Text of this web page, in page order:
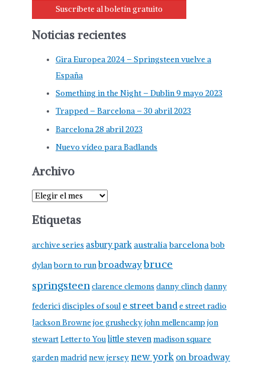
Suscríbete al boletín gratuito
Noticias recientes
Gira Europea 2024 – Springsteen vuelve a
España
Something in the Night – Dublin 9 mayo 2023
Trapped – Barcelona – 30 abril 2023
Barcelona 28 abril 2023
Nuevo vídeo para Badlands
Archivo
A
c
h
o
Etiquetas
archive series asbury park australiabarcelonabob
dylanborn to runbroadwaybruce
springsteenclarence clemons danny clinchdanny
federicidisciples of soul e street band e street radio
Jackson Browne joe grusheckyjohn mellencamp jon
stewartLetter to Youlittle stevenmadison square
gardenmadridnew jerseynew york on broadway